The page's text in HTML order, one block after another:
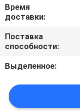
НОВОСТИ
СЛУЧАИ
КАРТА
САЙТА
Время
доставки:
Поставка
способности:
Выделенное: